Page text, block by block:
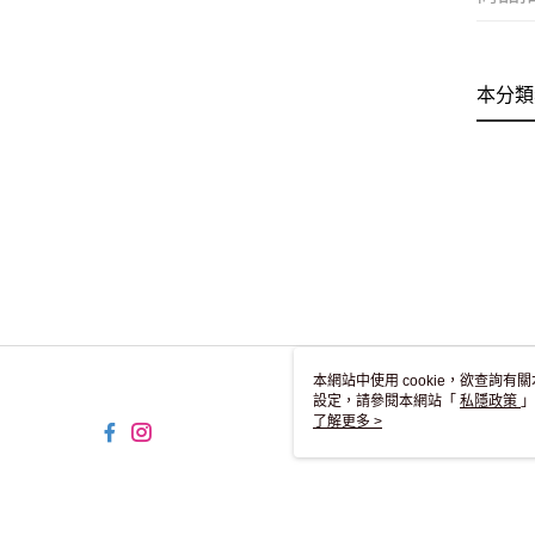
本分
本網站中使用 cookie，欲查詢有
設定，請參閱本網站「 私隱政策
用 cookie。
了解更多 >